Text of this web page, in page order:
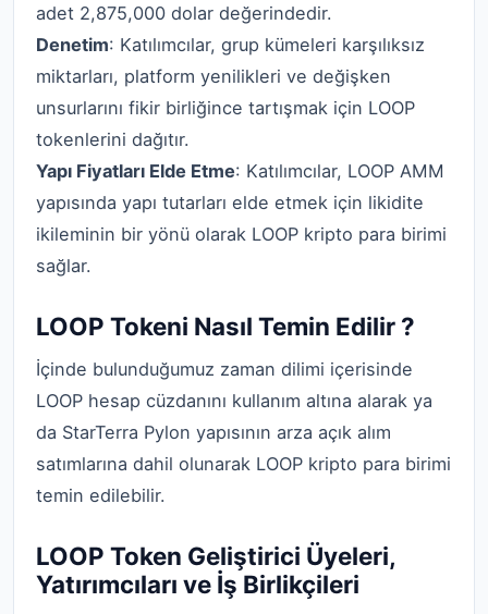
adet 2,875,000 dolar değerindedir.
Denetim: Katılımcılar, grup kümeleri karşılıksız
miktarları, platform yenilikleri ve değişken
unsurlarını fikir birliğince tartışmak için LOOP
tokenlerini dağıtır.
Yapı Fiyatları Elde Etme: Katılımcılar, LOOP AMM
yapısında yapı tutarları elde etmek için likidite
ikileminin bir yönü olarak LOOP kripto para birimi
sağlar.
LOOP Tokeni Nasıl Temin Edilir ?
İçinde bulunduğumuz zaman dilimi içerisinde
LOOP hesap cüzdanını kullanım altına alarak ya
da StarTerra Pylon yapısının arza açık alım
satımlarına dahil olunarak LOOP kripto para birimi
temin edilebilir.
LOOP Token Geliştirici Üyeleri,
Yatırımcıları ve İş Birlikçileri